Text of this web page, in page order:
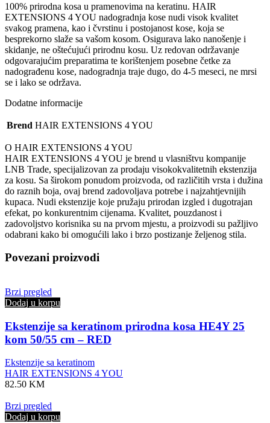
100% prirodna kosa u pramenovima na keratinu. HAIR
EXTENSIONS 4 YOU nadogradnja kose nudi visok kvalitet
svakog pramena, kao i čvrstinu i postojanost kose, koja se
besprekorno slaže sa vašom kosom. Osigurava lako nanošenje i
skidanje, ne oštećujući prirodnu kosu. Uz redovan održavanje
odgovarajućim preparatima te korištenjem posebne četke za
nadograđenu kose, nadogradnja traje dugo, do 4-5 meseci, ne mrsi
se i lako se održava.
Dodatne informacije
Brend HAIR EXTENSIONS 4 YOU
O HAIR EXTENSIONS 4 YOU
HAIR EXTENSIONS 4 YOU je brend u vlasništvu kompanije
LNB Trade, specijalizovan za prodaju visokokvalitetnih ekstenzija
za kosu. Sa širokom ponudom proizvoda, od različitih vrsta i dužina
do raznih boja, ovaj brend zadovoljava potrebe i najzahtjevnijih
kupaca. Nudi ekstenzije koje pružaju prirodan izgled i dugotrajan
efekat, po konkurentnim cijenama. Kvalitet, pouzdanost i
zadovoljstvo korisnika su na prvom mjestu, a proizvodi su pažljivo
odabrani kako bi omogućili lako i brzo postizanje željenog stila.
Povezani proizvodi
Brzi pregled
Dodaj u korpu
Ekstenzije sa keratinom prirodna kosa HE4Y 25
kom 50/55 cm – RED
Ekstenzije sa keratinom
HAIR EXTENSIONS 4 YOU
82.50 KM
Brzi pregled
Dodaj u korpu